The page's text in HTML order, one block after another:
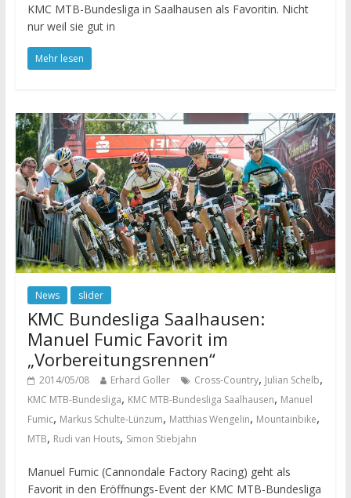
KMC MTB-Bundesliga in Saalhausen als Favoritin. Nicht
nur weil sie gut in
Mehr lesen
News slider
KMC Bundesliga Saalhausen:
Manuel Fumic Favorit im
„Vorbereitungsrennen“
2014/05/08 Erhard Goller Cross-Country, Julian Schelb,
KMC MTB-Bundesliga, KMC MTB-Bundesliga Saalhausen, Manuel
Fumic, Markus Schulte-Lünzum, Matthias Wengelin, Mountainbike,
MTB, Rudi van Houts, Simon Stiebjahn
Manuel Fumic (Cannondale Factory Racing) geht als
Favorit in den Eröffnungs-Event der KMC MTB-Bundesliga